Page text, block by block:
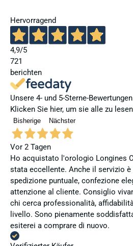
Hervorragend
4,9/5
721
berichten
Unsere 4- und 5-Sterne-
Klicken Sie hier, um sie alle zu
Bisherige Nächster
Vor 2 Tagen
Ho acquistato l'orologio Longines
stata eccellente. Anche il servizio
spedizione puntuale, confezione
attenzione al cliente. Consiglio
chi cerca professionalità,
livello. Sono pienamente
esiterei a comprare di nuovo.